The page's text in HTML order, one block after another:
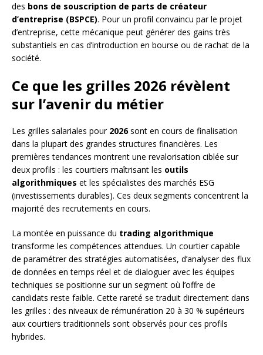
des bons de souscription de parts de créateur
d’entreprise (BSPCE). Pour un profil convaincu par le projet
d’entreprise, cette mécanique peut générer des gains très
substantiels en cas d’introduction en bourse ou de rachat de la
société.
Ce que les grilles 2026 révèlent
sur l’avenir du métier
Les grilles salariales pour 2026sont en cours de finalisation
dans la plupart des grandes structures financières. Les
premières tendances montrent une revalorisation ciblée sur
deux profils : les courtiers maîtrisant les outils
algorithmiques et les spécialistes des marchés ESG
(investissements durables). Ces deux segments concentrent la
majorité des recrutements en cours.
La montée en puissance du trading algorithmique
transforme les compétences attendues. Un courtier capable
de paramétrer des stratégies automatisées, d’analyser des flux
de données en temps réel et de dialoguer avec les équipes
techniques se positionne sur un segment où l’offre de
candidats reste faible. Cette rareté se traduit directement dans
les grilles : des niveaux de rémunération 20 à 30 % supérieurs
aux courtiers traditionnels sont observés pour ces profils
hybrides.